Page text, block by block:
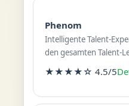
Phenom
Intelligente Talent-
den gesamten Talent-
★★★★☆ 4.5/5